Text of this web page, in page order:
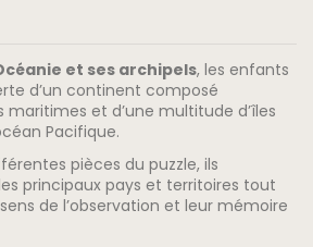
et ses archipels, les enfants
d’un continent composé
maritimes et d’une multitude d’îles
Pacifique.
pièces du puzzle, ils
principaux pays et territoires tout
de l’observation et leur mémoire